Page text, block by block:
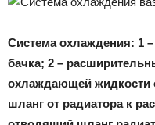
Система охлаждения: 1
бачка; 2 –
охлаждающей жидкости
шланг от радиатора к